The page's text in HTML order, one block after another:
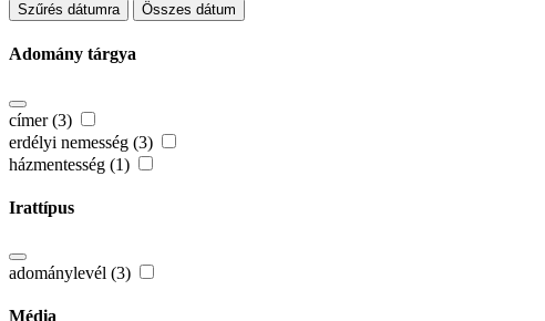
Szűrés dátumra Összes dátum
Adomány tárgya
címer (3)
erdélyi nemesség (3)
házmentesség (1)
Irattípus
adománylevél (3)
Média